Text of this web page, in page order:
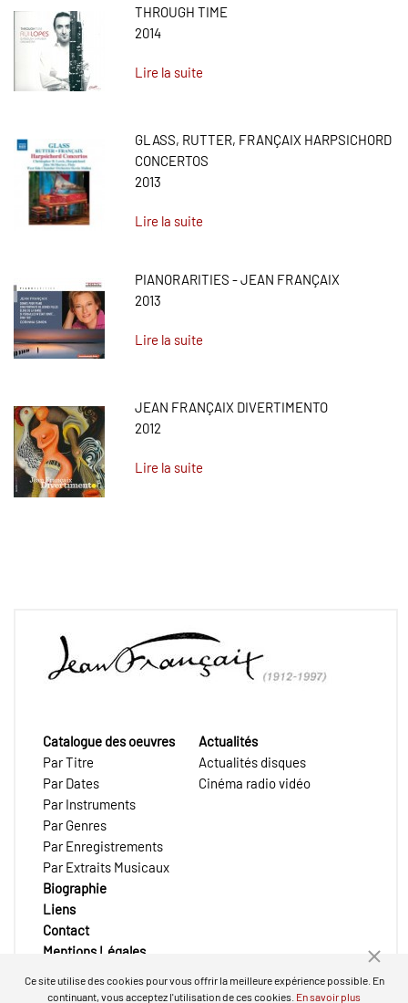
THROUGH TIME
2014
Lire la suite
GLASS, RUTTER, FRANÇAIX HARPSICHORD
CONCERTOS
2013
Lire la suite
PIANORARITIES - JEAN FRANÇAIX
2013
Lire la suite
JEAN FRANÇAIX DIVERTIMENTO
2012
Lire la suite
Catalogue des oeuvres
Par Titre
Par Dates
Par Instruments
Par Genres
Par Enregistrements
Par Extraits Musicaux
Actualités
Actualités disques
Cinéma radio vidéo
Biographie
Liens
Contact
Mentions Légales
Ce site utilise des cookies pour vous offrir la meilleure expérience possible. En
continuant, vous acceptez l'utilisation de ces cookies. En savoir plus